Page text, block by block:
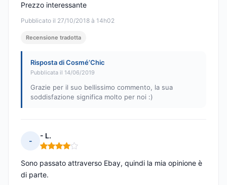
Pubblicato il 27/10/2018 à 14h02
Prezzo interessante
Recensione tradotta
Risposta di Cosmé’Chic
Pubblicata il 14/06/2019
Grazie per il suo bellissimo commento, la sua
soddisfazione significa molto per noi :)
-
- L.
Nota: 4 su 5
Sono passato attraverso Ebay, quindi la mia opinione è
di parte.